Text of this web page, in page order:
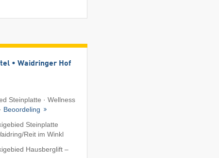
• Waidringer Hof
Steinplatte · Wellness
Beoordeling
Steinplatte
​Reit im Winkl
Hausberglift –